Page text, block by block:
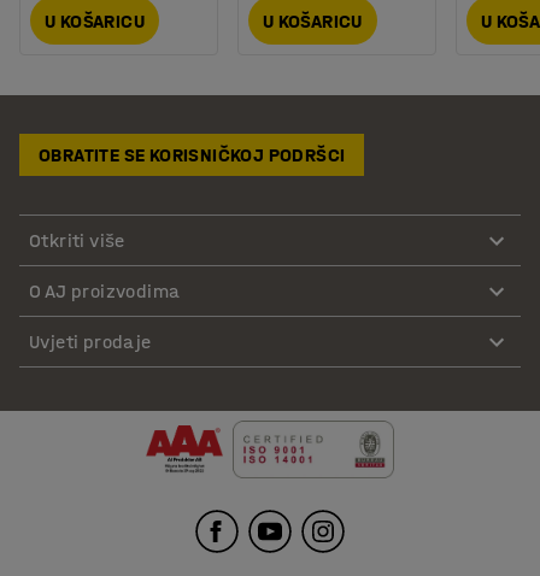
U KOŠARICU U KOŠARICU U
OBRATITE SE KORISNIČKOJ PODRŠCI
Otkriti više
O AJ proizvodima
Uvjeti prodaje